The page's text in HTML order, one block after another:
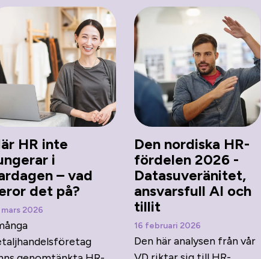
HR inte
i
– vad
det på?
mars 2026
Den nordiska HR-
fördelen 2026 -
Datasuveränitet,
ansvarsfull AI och
tillit
16 februari 2026
Den här analysen från vår